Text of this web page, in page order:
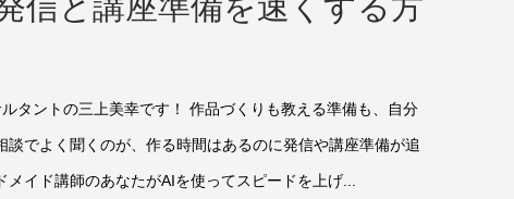
タントの三上美幸です！ 作品づくりも教える準備も、自分
でよく聞くのが、作る時間はあるのに発信や講座準備が追
イド講師のあなたがAIを使ってスピードを上げ...